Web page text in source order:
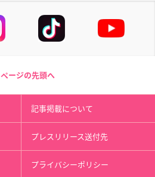
ページの先頭へ
記事掲載について
プレスリリース送付先
プライバシーポリシー